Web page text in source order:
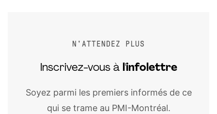
N'ATTENDEZ PLUS
Inscrivez-vous à l'infolettre
Soyez parmi les premiers informés de ce
qui se trame au PMI-Montréal.